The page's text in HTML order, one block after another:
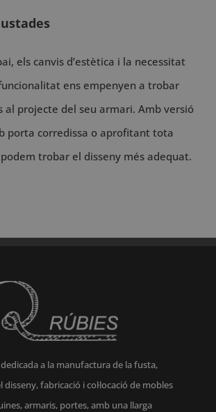
els canvis d’estètica i la necessitat
ens empenyen a trobar
al projecte del seu armari. Amb versió
porta corredissa o aprofitant tota
trobar el disseny més adequat.
a la manufactura de la fusta,
disseny, fabricació i col·locació de mobles
armaris, portes, amb una llarga